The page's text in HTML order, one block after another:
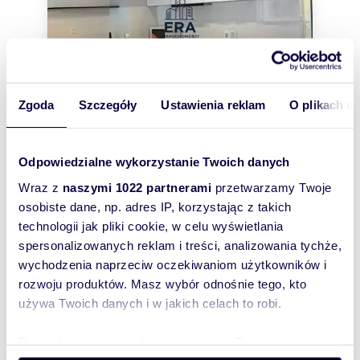
Zgoda Szczegóły Ustawienia reklam O plikach
Odpowiedzialne wykorzystanie Twoich danych
Wraz z naszymi 1022 partnerami przetwarzamy Twoje
osobiste dane, np. adres IP, korzystając z takich
technologii jak pliki cookie, w celu wyświetlania
spersonalizowanych reklam i treści, analizowania tychże,
wychodzenia naprzeciw oczekiwaniom użytkowników i
rozwoju produktów. Masz wybór odnośnie tego, kto
używa Twoich danych i w jakich celach to robi.
centrum Łodzi
1 800 zł/mc + czynsz: 550 zł
mieszkanie Łódź, Śródmieście,
Śródmieście, Targowa
Przedstawiamy nowoczesne i stylowe studio o
powierzchni 33m 2 w nowym apartamentowcu
DIASFERA, przy ul. Targowej, tuż przy Galer...